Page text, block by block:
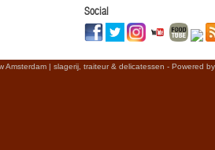
Social
Amsterdam | slagerij, traiteur & delicatessen - Powered